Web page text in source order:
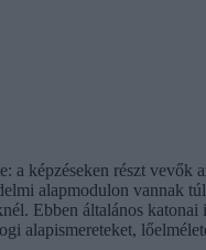
a képzéseken részt vevők
alapmodulon vannak
Ebben általános katonai
alapismereteket,